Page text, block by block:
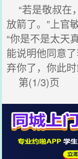
“若是敬叔在
放箭了。”上官
“你是不是太天
能说明他同意
弃你了，你此
第(1/3)页